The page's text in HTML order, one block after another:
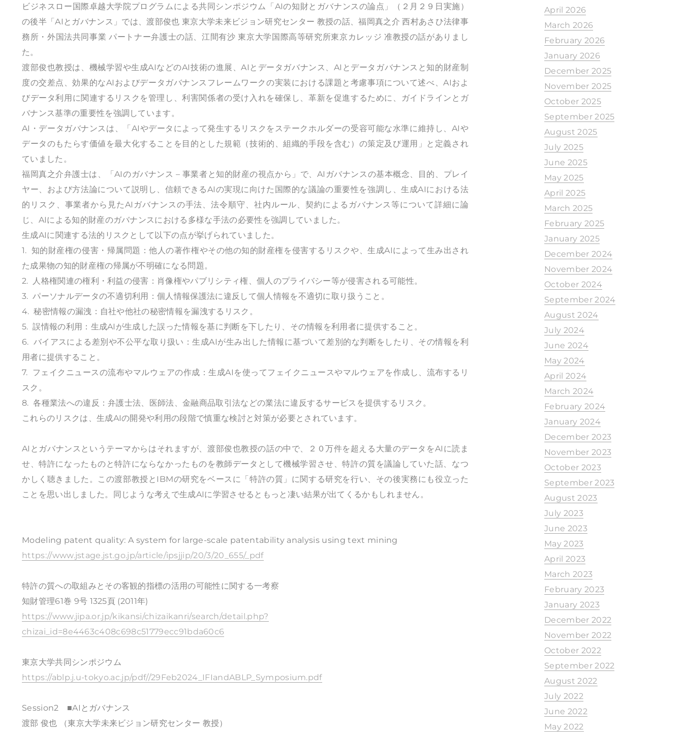
ビジネスロー国際卓越大学院プログラムによる共同シンポジウム「AIの知財とガバナンスの論点」（２月２９日実施）
の後半「AIとガバナンス」では、渡部俊也 東京大学未来ビジョン研究センター 教授の話、福岡真之介 西村あさひ法律事
務所・外国法共同事業 パートナー弁護士の話、江間有沙 東京大学国際高等研究所東京カレッジ 准教授の話がありまし
た。
渡部俊也教授は、機械学習や生成AIなどのAI技術の進展、AIとデータガバナンス、AIとデータガバナンスと知的財産制
度の交差点、効果的なAIおよびデータガバナンスフレームワークの実装における課題と考慮事項について述べ、AIおよ
びデータ利用に関連するリスクを管理し、利害関係者の受け入れを確保し、革新を促進するために、ガイドラインとガ
バナンス基準の重要性を強調しています。
AI・データガバナンスは、「AIやデータによって発生するリスクをステークホルダーの受容可能な水準に維持し、AIや
データのもたらす価値を最大化することを目的とした規範（技術的、組織的手段を含む）の策定及び運用」と定義され
ていました。
福岡真之介弁護士は、「AIのガバナンス – 事業者と知的財産の視点から」で、AIガバナンスの基本概念、目的、プレイ
ヤー、および方法論について説明し、信頼できるAIの実現に向けた国際的な議論の重要性を強調し、生成AIにおける法
的リスク、事業者から見たAIガバナンスの手法、法令順守、社内ルール、契約によるガバナンス等について詳細に論
じ、AIによる知的財産のガバナンスにおける多様な手法の必要性を強調していました。
生成AIに関連する法的リスクとして以下の点が挙げられていました。
1. 知的財産権の侵害・帰属問題：他人の著作権やその他の知的財産権を侵害するリスクや、生成AIによって生み出され
た成果物の知的財産権の帰属が不明確になる問題。
2. 人格権関連の権利・利益の侵害：肖像権やパブリシティ権、個人のプライバシー等が侵害される可能性。
3. パーソナルデータの不適切利用：個人情報保護法に違反して個人情報を不適切に取り扱うこと。
4. 秘密情報の漏洩：自社や他社の秘密情報を漏洩するリスク。
5. 誤情報の利用：生成AIが生成した誤った情報を基に判断を下したり、その情報を利用者に提供すること。
6. バイアスによる差別や不公平な取り扱い：生成AIが生み出した情報に基づいて差別的な判断をしたり、その情報を利
用者に提供すること。
7. フェイクニュースの流布やマルウェアの作成：生成AIを使ってフェイクニュースやマルウェアを作成し、流布するリ
スク。
8. 各種業法への違反：弁護士法、医師法、金融商品取引法などの業法に違反するサービスを提供するリスク。
これらのリスクは、生成AIの開発や利用の段階で慎重な検討と対策が必要とされています。
AIとガバナンスというテーマからはそれますが、渡部俊也教授の話の中で、２０万件を超える大量のデータをAIに読ま
せ、特許になったものと特許にならなかったものを教師データとして機械学習させ、特許の質を議論していた話、なつ
かしく聴きました。この渡部教授とIBMの研究をベースに「特許の質」に関する研究を行い、その後実務にも役立った
ことを思い出しました。同じような考えで生成AIに学習させるともっと凄い結果が出てくるかもしれません。
Modeling patent quality: A system for large-scale patentability analysis using text mining
https://www.jstage.jst.go.jp/article/ipsjjip/20/3/20_655/_pdf
特許の質への取組みとその客観的指標の活用の可能性に関する一考察
知財管理61巻 9号 1325頁 (2011年)
https://www.jipa.or.jp/kikansi/chizaikanri/search/detail.php?
chizai_id=8e4463c408c698c51779ecc91bda60c6
東京大学共同シンポジウム
https://ablp.j.u-tokyo.ac.jp/pdf//29Feb2024_IFIandABLP_Symposium.pdf
Session2 ■AIとガバナンス
渡部 俊也 （東京大学未来ビジョン研究センター 教授）
April 2026
March 2026
February 2026
January 2026
December 2025
November 2025
October 2025
September 2025
August 2025
July 2025
June 2025
May 2025
April 2025
March 2025
February 2025
January 2025
December 2024
November 2024
October 2024
September 2024
August 2024
July 2024
June 2024
May 2024
April 2024
March 2024
February 2024
January 2024
December 2023
November 2023
October 2023
September 2023
August 2023
July 2023
June 2023
May 2023
April 2023
March 2023
February 2023
January 2023
December 2022
November 2022
October 2022
September 2022
August 2022
July 2022
June 2022
May 2022